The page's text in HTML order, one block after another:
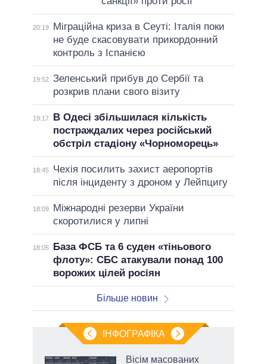
20:19
Міграційна криза в Сеуті: Італія поки
не буде скасовувати прикордонний
контроль з Іспанією
19:52 Зеленський прибув до Сербії та
розкрив плани свого візиту
19:17
В Одесі збільшилася кількість
постраждалих через російський
обстріл стадіону «Чорноморець»
18:45
Чехія посилить захист аеропортів
після інциденту з дроном у Лейпцигу
18:09
Міжнародні резерви України
скоротилися у липні
18:05
База ФСБ та 6 суден «тіньового
флоту»: СБС атакували понад 100
ворожих цілей росіян
Більше новин
ІНФОГРАФІКА
Вісім масованих